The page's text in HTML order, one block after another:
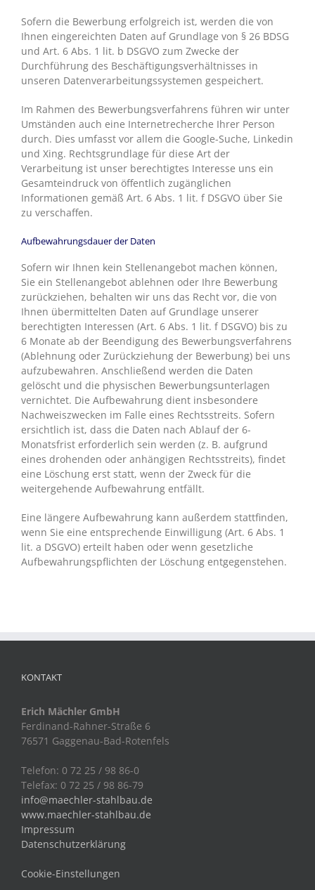
Sofern die Bewerbung erfolgreich ist, werden die von
Ihnen eingereichten Daten auf Grundlage von § 26 BDSG
und Art. 6 Abs. 1 lit. b DSGVO zum Zwecke der
Durchführung des Beschäftigungsverhältnisses in
unseren Datenverarbeitungssystemen gespeichert.
Im Rahmen des Bewerbungsverfahrens führen wir unter
Umständen auch eine Internetrecherche Ihrer Person
durch. Dies umfasst vor allem die Google-Suche, Linkedin
und Xing. Rechtsgrundlage für diese Art der
Verarbeitung ist unser berechtigtes Interesse uns ein
Gesamteindruck von öffentlich zugänglichen
Informationen gemäß Art. 6 Abs. 1 lit. f DSGVO über Sie
zu verschaffen.
Aufbewahrungsdauer der Daten
Sofern wir Ihnen kein Stellenangebot machen können,
Sie ein Stellenangebot ablehnen oder Ihre Bewerbung
zurückziehen, behalten wir uns das Recht vor, die von
Ihnen übermittelten Daten auf Grundlage unserer
berechtigten Interessen (Art. 6 Abs. 1 lit. f DSGVO) bis zu
6 Monate ab der Beendigung des Bewerbungsverfahrens
(Ablehnung oder Zurückziehung der Bewerbung) bei uns
aufzubewahren. Anschließend werden die Daten
gelöscht und die physischen Bewerbungsunterlagen
vernichtet. Die Aufbewahrung dient insbesondere
Nachweiszwecken im Falle eines Rechtsstreits. Sofern
ersichtlich ist, dass die Daten nach Ablauf der 6-
Monatsfrist erforderlich sein werden (z. B. aufgrund
eines drohenden oder anhängigen Rechtsstreits), findet
eine Löschung erst statt, wenn der Zweck für die
weitergehende Aufbewahrung entfällt.
Eine längere Aufbewahrung kann außerdem stattfinden,
wenn Sie eine entsprechende Einwilligung (Art. 6 Abs. 1
lit. a DSGVO) erteilt haben oder wenn gesetzliche
Aufbewahrungspflichten der Löschung entgegenstehen.
KONTAKT
Erich Mächler GmbH
Ferdinand-Rahner-Straße 6
76571 Gaggenau-Bad-Rotenfels
Telefon: 0 72 25 / 98 86-0
Telefax: 0 72 25 / 98 86-79
info@maechler-stahlbau.de
www.maechler-stahlbau.de
Impressum
Datenschutzerklärung
Cookie-Einstellungen